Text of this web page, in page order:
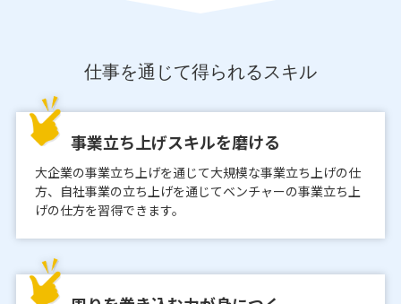
仕事を通じて得られるスキル
事業立ち上げスキルを磨ける
大企業の事業立ち上げを通じて大規模な事業立ち上げの仕
方、自社事業の立ち上げを通じてベンチャーの事業立ち上
げの仕方を習得できます。